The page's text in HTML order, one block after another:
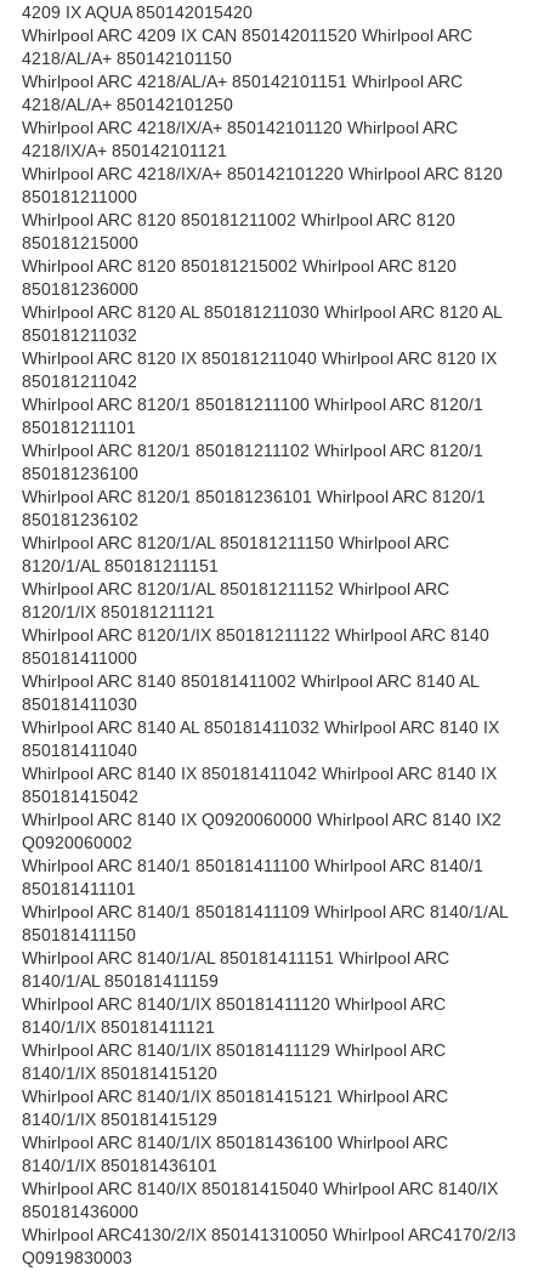
4209 IX AQUA 850142015420
Whirlpool ARC 4209 IX CAN 850142011520 Whirlpool ARC
4218/AL/A+ 850142101150
Whirlpool ARC 4218/AL/A+ 850142101151 Whirlpool ARC
4218/AL/A+ 850142101250
Whirlpool ARC 4218/IX/A+ 850142101120 Whirlpool ARC
4218/IX/A+ 850142101121
Whirlpool ARC 4218/IX/A+ 850142101220 Whirlpool ARC 8120
850181211000
Whirlpool ARC 8120 850181211002 Whirlpool ARC 8120
850181215000
Whirlpool ARC 8120 850181215002 Whirlpool ARC 8120
850181236000
Whirlpool ARC 8120 AL 850181211030 Whirlpool ARC 8120 AL
850181211032
Whirlpool ARC 8120 IX 850181211040 Whirlpool ARC 8120 IX
850181211042
Whirlpool ARC 8120/1 850181211100 Whirlpool ARC 8120/1
850181211101
Whirlpool ARC 8120/1 850181211102 Whirlpool ARC 8120/1
850181236100
Whirlpool ARC 8120/1 850181236101 Whirlpool ARC 8120/1
850181236102
Whirlpool ARC 8120/1/AL 850181211150 Whirlpool ARC
8120/1/AL 850181211151
Whirlpool ARC 8120/1/AL 850181211152 Whirlpool ARC
8120/1/IX 850181211121
Whirlpool ARC 8120/1/IX 850181211122 Whirlpool ARC 8140
850181411000
Whirlpool ARC 8140 850181411002 Whirlpool ARC 8140 AL
850181411030
Whirlpool ARC 8140 AL 850181411032 Whirlpool ARC 8140 IX
850181411040
Whirlpool ARC 8140 IX 850181411042 Whirlpool ARC 8140 IX
850181415042
Whirlpool ARC 8140 IX Q0920060000 Whirlpool ARC 8140 IX2
Q0920060002
Whirlpool ARC 8140/1 850181411100 Whirlpool ARC 8140/1
850181411101
Whirlpool ARC 8140/1 850181411109 Whirlpool ARC 8140/1/AL
850181411150
Whirlpool ARC 8140/1/AL 850181411151 Whirlpool ARC
8140/1/AL 850181411159
Whirlpool ARC 8140/1/IX 850181411120 Whirlpool ARC
8140/1/IX 850181411121
Whirlpool ARC 8140/1/IX 850181411129 Whirlpool ARC
8140/1/IX 850181415120
Whirlpool ARC 8140/1/IX 850181415121 Whirlpool ARC
8140/1/IX 850181415129
Whirlpool ARC 8140/1/IX 850181436100 Whirlpool ARC
8140/1/IX 850181436101
Whirlpool ARC 8140/IX 850181415040 Whirlpool ARC 8140/IX
850181436000
Whirlpool ARC4130/2/IX 850141310050 Whirlpool ARC4170/2/I3
Q0919830003